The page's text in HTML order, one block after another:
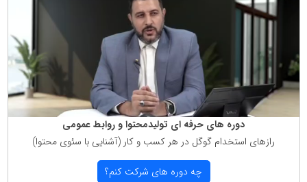
دوره های حرفه ای تولیدمحتوا و روابط عمومی
رازهای استخدام گوگل در هر كسب و كار (آشنایی با سئوی محتوا)
چه دوره های شركت كنم؟